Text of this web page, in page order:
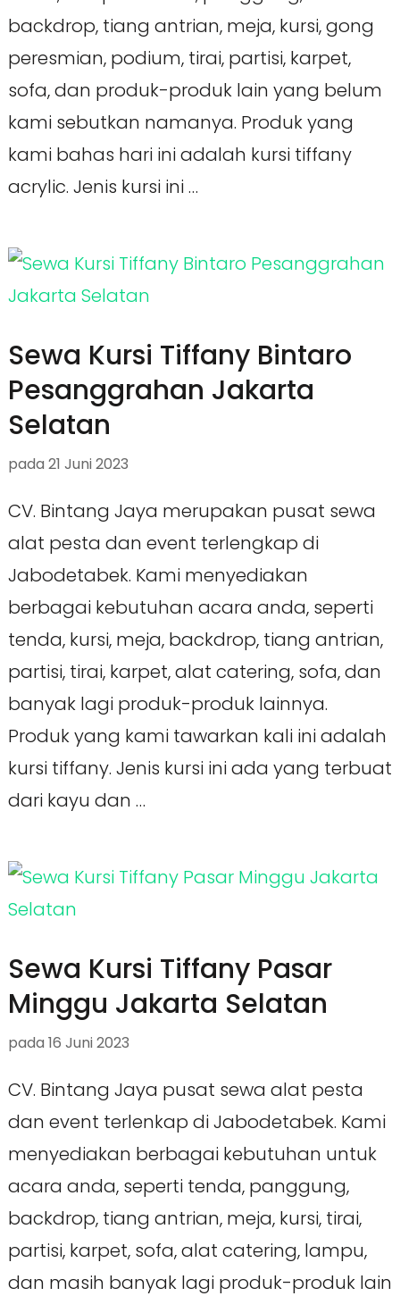
backdrop, tiang antrian, meja, kursi, gong
peresmian, podium, tirai, partisi, karpet,
sofa, dan produk-produk lain yang belum
kami sebutkan namanya. Produk yang
kami bahas hari ini adalah kursi tiffany
acrylic. Jenis kursi ini …
Sewa Kursi Tiffany Bintaro
Pesanggrahan Jakarta
Selatan
pada 21 Juni 2023
CV. Bintang Jaya merupakan pusat sewa
alat pesta dan event terlengkap di
Jabodetabek. Kami menyediakan
berbagai kebutuhan acara anda, seperti
tenda, kursi, meja, backdrop, tiang antrian,
partisi, tirai, karpet, alat catering, sofa, dan
banyak lagi produk-produk lainnya.
Produk yang kami tawarkan kali ini adalah
kursi tiffany. Jenis kursi ini ada yang terbuat
dari kayu dan …
Sewa Kursi Tiffany Pasar
Minggu Jakarta Selatan
pada 16 Juni 2023
CV. Bintang Jaya pusat sewa alat pesta
dan event terlenkap di Jabodetabek. Kami
menyediakan berbagai kebutuhan untuk
acara anda, seperti tenda, panggung,
backdrop, tiang antrian, meja, kursi, tirai,
partisi, karpet, sofa, alat catering, lampu,
dan masih banyak lagi produk-produk lain